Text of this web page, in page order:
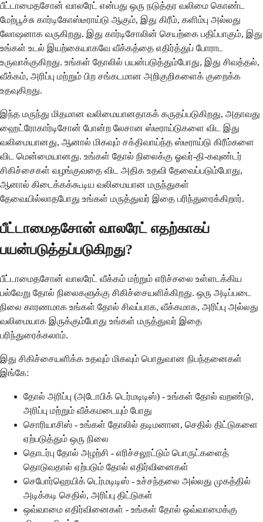
பீட்டாமைதசோன் வாலரேட் என்பது ஒரு நடுத்தர வலிமை கொண்ட
மேற்பூச்சு கார்டிகோஸ்டீராய்டு ஆகும், இது கிரீம், களிம்பு அல்லது
லோஷனாக வருகிறது. இது கார்டிசோலின் செயற்கை பதிப்பாகும், இது
உங்கள் உடல் இயற்கையாகவே வீக்கத்தை எதிர்த்துப் போராட
உருவாக்குகிறது. உங்கள் தோலில் பயன்படுத்தும்போது, ​​இது சிவத்தல்,
வீக்கம், அரிப்பு மற்றும் பிற சங்கடமான அறிகுறிகளைக் குறைக்க
உதவுகிறது.
இந்த மருந்து மிதமான வலிமையானதாகக் கருதப்படுகிறது, அதாவது
ஹைட்ரோகார்டிசோன் போன்ற லேசான ஸ்டீராய்டுகளை விட இது
வலிமையானது, ஆனால் மிகவும் சக்திவாய்ந்த ஸ்டீராய்டு கிரீம்களை
விட மென்மையானது. உங்கள் தோல் நிலைக்கு ஓவர்-தி-கவுண்டர்
சிகிச்சைகள் வழங்குவதை விட அதிக உதவி தேவைப்படும்போது, ​​
ஆனால் கிடைக்கக்கூடிய வலிமையான மருந்துகள்
தேவையில்லாதபோது உங்கள் மருத்துவர் இதை பரிந்துரைக்கிறார்.
பீட்டாமைதசோன் வாலரேட் எதற்காகப்
பயன்படுத்தப்படுகிறது?
பீட்டாமைதசோன் வாலரேட் வீக்கம் மற்றும் எரிச்சலை உள்ளடக்கிய
பல்வேறு தோல் நிலைகளுக்கு சிகிச்சையளிக்கிறது. ஒரு அடிப்படை
நிலை காரணமாக உங்கள் தோல் சிவப்பாக, வீக்கமாக, அரிப்பு அல்லது
வலிமையாக இருக்கும்போது உங்கள் மருத்துவர் இதை
பரிந்துரைக்கலாம்.
இது சிகிச்சையளிக்க உதவும் மிகவும் பொதுவான நிபந்தனைகள்
இங்கே:
தோல் அரிப்பு (அடோபிக் டெர்மடிடிஸ்) - உங்கள் தோல் வறண்டு,
அரிப்பு மற்றும் வீக்கமடையும் போது
சொரியாசிஸ் - உங்கள் தோலில் தடிமனான, செதில் திட்டுகளை
ஏற்படுத்தும் ஒரு நிலை
தொடர்பு தோல் அழற்சி - எரிச்சலூட்டும் பொருட்களைத்
தொடுவதால் ஏற்படும் தோல் எதிர்வினைகள்
செபோர்ஹெயிக் டெர்மடிடிஸ் - உச்சந்தலை அல்லது முகத்தில்
அடிக்கடி செதில், அரிப்பு திட்டுகள்
ஒவ்வாமை எதிர்வினைகள் - உங்கள் தோல் ஒவ்வாமைக்கு